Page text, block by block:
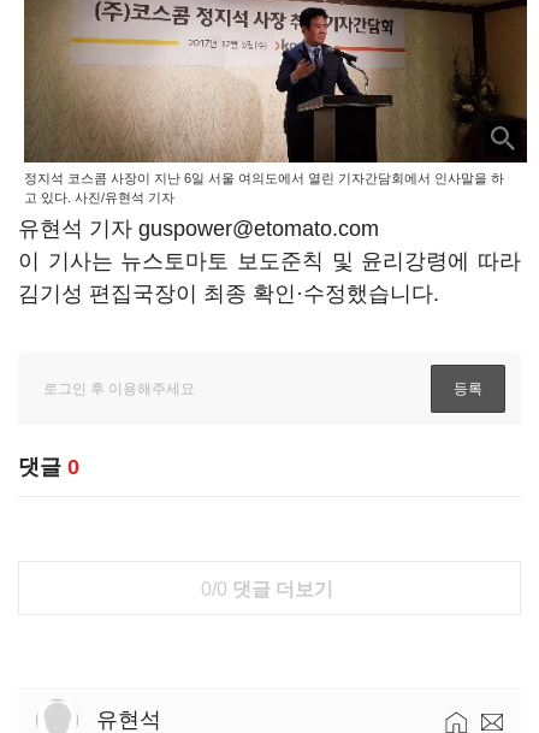
정지석 코스콤 사장이 지난 6일 서울 여의도에서 열린 기자간담회에서 인사말을 하
고 있다. 사진/유현석 기자
유현석 기자 guspower@etomato.com
이 기사는 뉴스토마토 보도준칙 및 윤리강령에 따라
김기성 편집국장이 최종 확인·수정했습니다.
댓글 0
0/0 댓글 더보기
유현석